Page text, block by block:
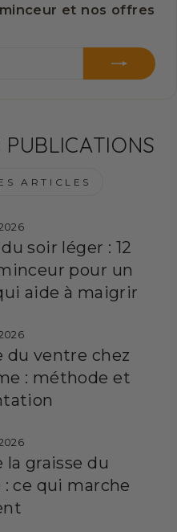
et nos offres
PUBLICATIONS
ARTICLES
soir léger : 12
pour un
aide à maigrir
du ventre chez
: méthode et
la graisse du
ce qui marche